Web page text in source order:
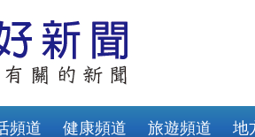
頻道 健康頻道 旅遊頻道 地